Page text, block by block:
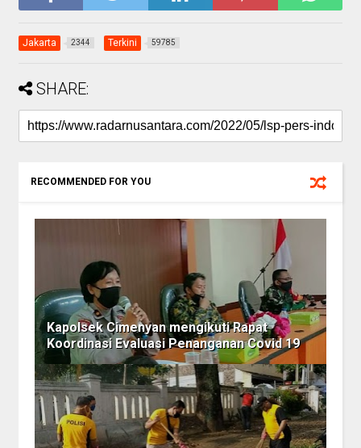
Jakarta 2344 Terkini 59785
SHARE:
RECOMMENDED FOR YOU
Kapolsek Cimenyan mengikuti Rapat
Koordinasi Evaluasi Penanganan Covid 19